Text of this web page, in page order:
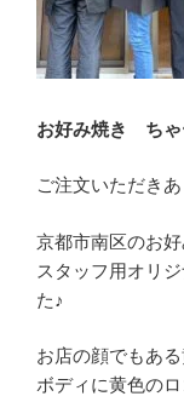
お好み焼き ちゃ
ご注文いただき
京都市南区のお
スタッフ用オリ
た♪
お店の顔でもあ
ボディに黄色の